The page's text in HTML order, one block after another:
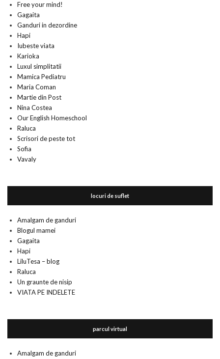
Free your mind!
Gagaita
Ganduri in dezordine
Hapi
Iubeste viata
Karioka
Luxul simplitatii
Mamica Pediatru
Maria Coman
Martie din Post
Nina Costea
Our English Homeschool
Raluca
Scrisori de peste tot
Sofia
Vavaly
locuri de suflet
Amalgam de ganduri
Blogul mamei
Gagaita
Hapi
LiluTesa – blog
Raluca
Un graunte de nisip
VIATA PE INDELETE
parcul virtual
Amalgam de ganduri